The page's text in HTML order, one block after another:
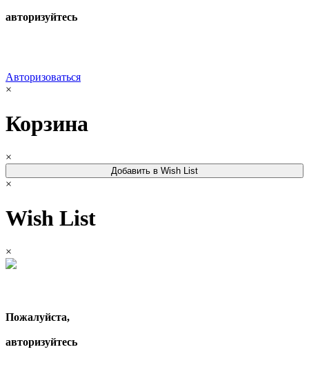
авторизуйтесь
Авторизоваться
×
Корзина
×
Добавить в Wish List
×
Wish List
×
Пожалуйста,
авторизуйтесь